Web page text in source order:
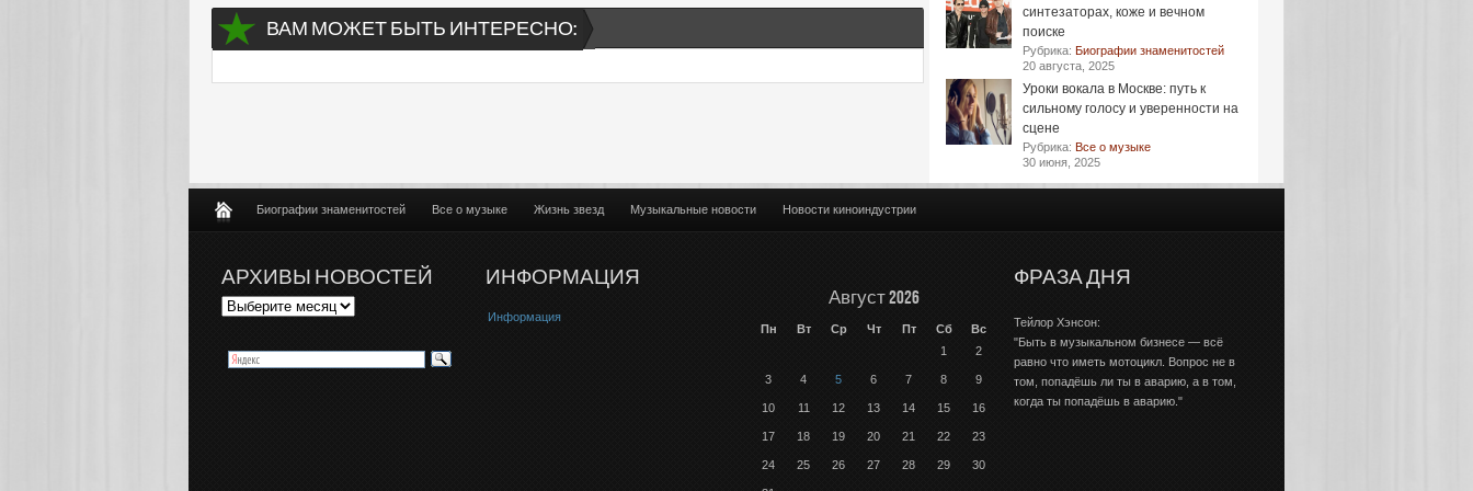
ВАМ МОЖЕТ БЫТЬ ИНТЕРЕСНО:
синтезаторах, коже и вечном
поиске
Рубрика: Биографии знаменитостей
20 августа, 2025
Уроки вокала в Москве: путь к
сильному голосу и уверенности на
сцене
Рубрика: Все о музыке
30 июня, 2025
Биографии знаменитостей Все о музыке Жизнь звезд Музыкальные новости Новости киноиндустрии
АРХИВЫ НОВОСТЕЙ ИНФОРМАЦИЯ
Информация
Август 2026
Пн Вт Ср Чт Пт Сб
Вс
1
2
3 4 5 6 7 8 9
10 11 12 13 14 15 16
17 18 19 20 21 22 23
24 25 26 27 28 29 30
ФРАЗА ДНЯ
Тейлор Хэнсон:
"Быть в музыкальном бизнесе — всё
равно что иметь мотоцикл. Вопрос не в
том, попадёшь ли ты в аварию, а в том,
когда ты попадёшь в аварию."